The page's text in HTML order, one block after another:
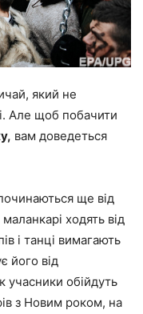
який не
Але щоб побачити
вам доведеться
ще від
ходять від
і танці вимагають
його від
учасники обійдуть
з Новим роком, на